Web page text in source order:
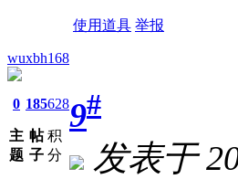
使用道具 举报
wuxbh168
0
主
题
185
帖
子
628
积
分
9#
发表于